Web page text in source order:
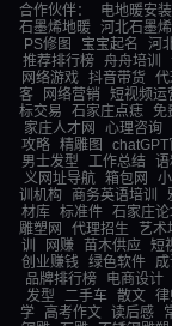
合作伙伴： 电地暖安装
石墨烯地暖
河北石墨
PS修图
宝宝起名 河
推荐排行榜
舟舟培训
网络游戏 抖音带货
客
网络营销 短视频运
标交易
石家庄点痣 免
家庄人才网
心理咨询
攻略 精雕图 chatGPT
男士发型
工作总结
义网址导航 箱包网
训机构
商务英语培训
材库
标准件 石家庄论
雕塑网
代理招生 艺术
训
网赚 苗木供应 短
创业赚钱
绿色软件
品牌排行榜
电商设计
发型
二手车 散文
学 高考作文 读后感